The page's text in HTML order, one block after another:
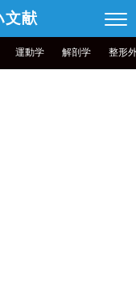
文献
運動学 解剖学 整形